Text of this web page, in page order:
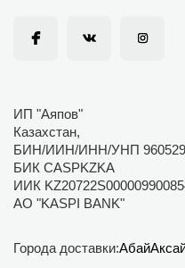
ИП "Аяпов"
Казахстан,
БИН/ИИН/ИНН/УНП
БИК CASPKZKA
ИИК
АО "KASPI BANK"
Города доставки:Абай